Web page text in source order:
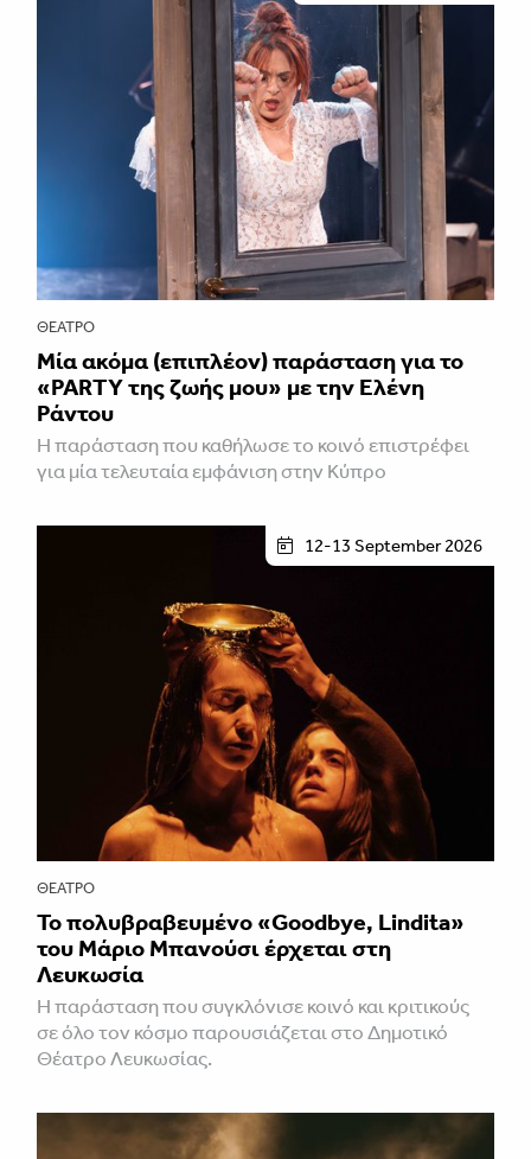
ΘΈΑΤΡΟ
Μία ακόμα (επιπλέον) παράσταση για το
«PARTY της ζωής μου» με την Ελένη
Ράντου
Η παράσταση που καθήλωσε το κοινό επιστρέφει
για μία τελευταία εμφάνιση στην Κύπρο
12-13 September 2026
ΘΈΑΤΡΟ
Το πολυβραβευμένο «Goodbye, Lindita»
του Μάριο Μπανούσι έρχεται στη
Λευκωσία
Η παράσταση που συγκλόνισε κοινό και κριτικούς
σε όλο τον κόσμο παρουσιάζεται στο Δημοτικό
Θέατρο Λευκωσίας.